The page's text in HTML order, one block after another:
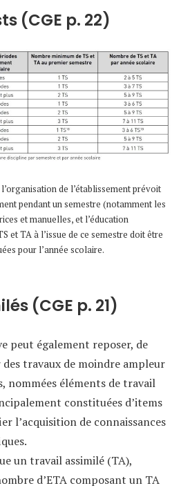
(CGE p. 22)
de l’établissement prévoit
pendant un semestre (notamment les
et manuelles, et l’éducation
et TA à l’issue de ce semestre doit être
pour l’année scolaire.
(CGE p. 21)
peut également reposer, de
travaux de moindre ampleur
nommées éléments de travail
constituées d’items
l’acquisition de connaissances
un travail assimilé (TA),
d’ETA composant un TA